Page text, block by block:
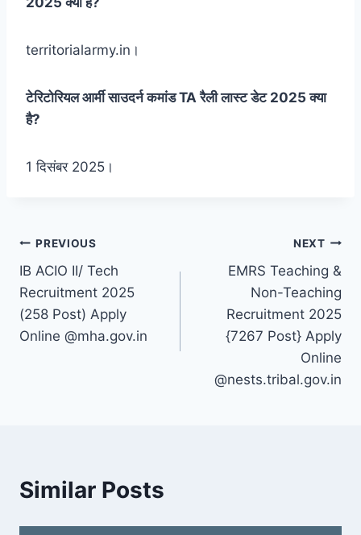
territorialarmy.in।
टेरिटोरियल आर्मी साउदर्न कमांड TA रैली लास्ट डेट 2025 क्या
है?
1 दिसंबर 2025।
Post
navigation
PREVIOUS
IB ACIO II/ Tech
Recruitment 2025
(258 Post) Apply
Online @mha.gov.in
NEXT
EMRS Teaching &
Non-Teaching
Recruitment 2025
{7267 Post} Apply
Online
@nests.tribal.gov.in
Similar Posts